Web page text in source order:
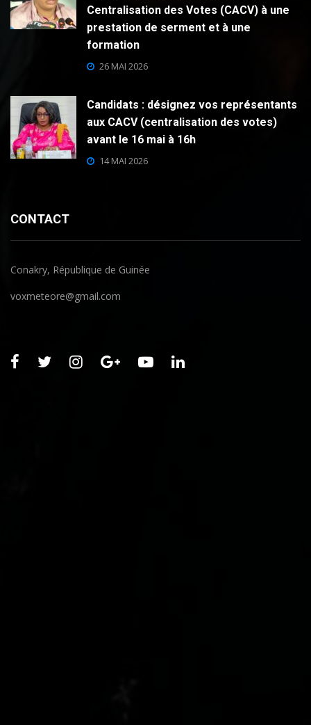
Centralisation des Votes (CACV) à une
prestation de serment et à une
formation
26 MAI 2026
Candidats : désignez vos représentants
aux CACV (centralisation des votes)
avant le 16 mai à 16h
14 MAI 2026
CONTACT
Conakry, République de Guinée
voxmeteore@gmail.com